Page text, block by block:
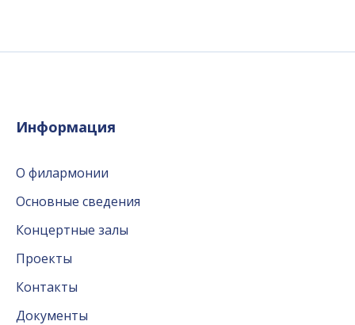
Информация
О филармонии
Основные сведения
Концертные залы
Проекты
Контакты
Документы